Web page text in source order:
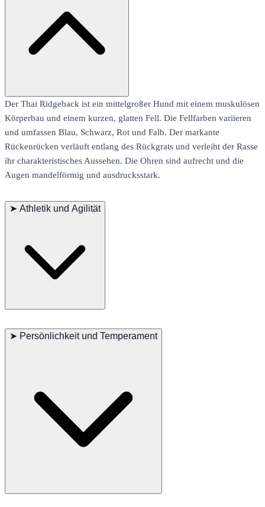
Der Thai Ridgeback ist ein mittelgroßer Hund mit einem muskulösen
Körperbau und einem kurzen, glatten Fell. Die Fellfarben variieren
und umfassen Blau, Schwarz, Rot und Falb. Der markante
Rückenrücken verläuft entlang des Rückgrats und verleiht der Rasse
ihr charakteristisches Aussehen. Die Ohren sind aufrecht und die
Augen mandelförmig und ausdrucksstark.
➤ Athletik und Agilität
zeichnet sich durch Aktivitäten wie Laufen, Springen und Jagen aus.
➤ Persönlichkeit und Temperament